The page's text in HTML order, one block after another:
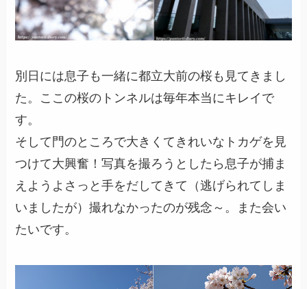
別日には息子も一緒に都立大前の桜も見てきまし
た。ここの桜のトンネルは毎年本当にキレイで
す。
そして門のところで大きくてきれいなトカゲを見
つけて大興奮！写真を撮ろうとしたら息子が捕ま
えようよさっと手をだしてきて（逃げられてしま
いましたが）撮れなかったのが残念～。また会い
たいです。